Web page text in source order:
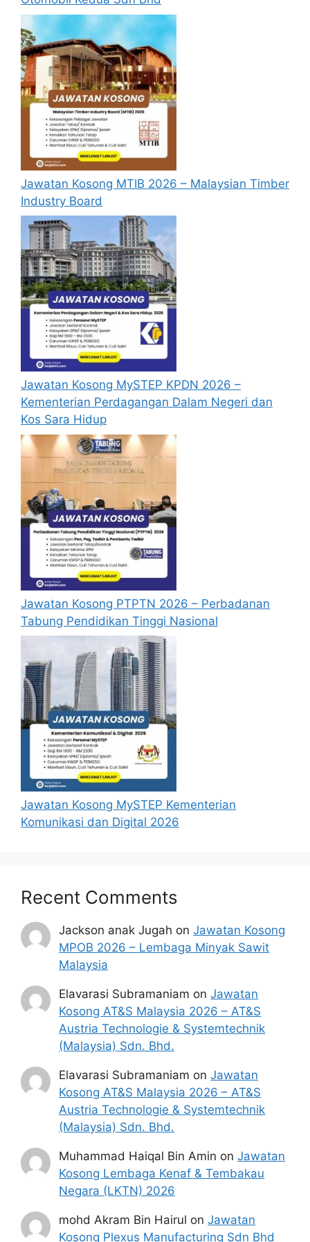
Berkelayakan dan melepasi syarat-syarat
pelantikan yang telah ditetapkan bagi
setiap jawatan yang hendak dipohon, Sila
baca pada lampiran yang kami telah
sediakan seperti berikut.
Cara Memohon
Permohonan jawatan diatas hendaklah
melalui pautanPermohonan Online
boleh didapati melalui pautan yang telah
disediakan dibawah. Untuk pemohon kali
pertama, anda perlu mendaftar
akaun baru
terlebih dahulu.
Calon dikehendaki memuat naik resume
yang lengkap (kelayakan akademik,
pengalaman kerja, gaji semasa dan gaji
yang dipohon, gambar berukuran
passport serta salinan sijil-sijil berkaitan)
semasa membuat permohonan.
Pemohon yang telah mendaftar dan
memohon jawatan yang disenaraikan
tidak perlu lagi memohon semula
sekiranya tempoh permohonan masih
sah.
Sebelum membuat permohonan sila
pastikan anda
login/register
mengisi segala maklumat yang diminta
dengan lengkap dan tepat.
Perlu diingatkan, hanya pemohon yang
layak sahaja akan dipanggil ke
temuduga. Sila lengkapkan dan
kemaskini maklumat anda yang telah
didaftarkan. Permohonan yang tidak
menerima sebarang jawapan selepas 6
bulandari tarikh iklan ditutup hendaklah
menganggap permohonan mereka tidak
berjaya.
Mohon Online
Jawatan Kosong MTIB 2026 – Malaysian Timber
Industry Board
Jawatan Kosong MySTEP KPDN 2026 –
Kementerian Perdagangan Dalam Negeri dan
Kos Sara Hidup
Jawatan Kosong PTPTN 2026 – Perbadanan
Tabung Pendidikan Tinggi Nasional
Jawatan Kosong MySTEP Kementerian
Komunikasi dan Digital 2026
Recent Comments
Jackson anak Jugah onJawatan Kosong
MPOB 2026 – Lembaga Minyak Sawit
Malaysia
Elavarasi Subramaniam onJawatan
Kosong AT&S Malaysia 2026 – AT&S
Austria Technologie & Systemtechnik
(Malaysia) Sdn. Bhd.
Elavarasi Subramaniam onJawatan
Kosong AT&S Malaysia 2026 – AT&S
Austria Technologie & Systemtechnik
(Malaysia) Sdn. Bhd.
Muhammad Haiqal Bin Amin onJawatan
Kosong Lembaga Kenaf & Tembakau
Negara (LKTN) 2026
mohd Akram Bin Hairul onJawatan
Kosong Plexus Manufacturing Sdn Bhd